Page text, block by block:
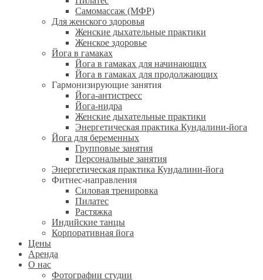
Самомассаж (МФР)
Для женского здоровья
Женские дыхательные практики
Женское здоровье
Йога в гамаках
Йога в гамаках для начинающих
Йога в гамаках для продолжающих
Гармонизирующие занятия
Йога-антистресс
Йога-нидра
Женские дыхательные практики
Энергетическая практика Кундалини-йога
Йога для беременных
Групповые занятия
Персональные занятия
Энергетическая практика Кундалини-йога
Фитнес-направления
Силовая тренировка
Пилатес
Растяжка
Индийские танцы
Корпоративная йога
Цены
Аренда
О нас
Фотографии студии